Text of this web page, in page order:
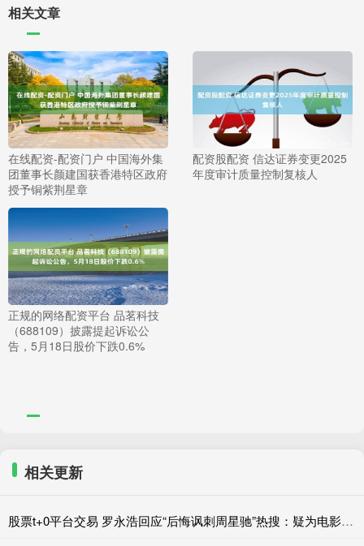
相关文章
在线配资-配资门户 中国海外集
团董事长颜建国获香港特区政府
授予铜紫荆星章
配资股配资 信达证券变更2025
年度审计质量控制复核人
正规的网络配资平台 品茗科技
（688109）披露提起诉讼公
告，5月18日股价下跌0.6%
相关更新
股票t+0平台交易 罗永浩回应“后悔讽刺周星驰”热搜：疑为电影宣发团队炒作